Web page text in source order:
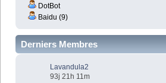
DotBot
Baidu (9)
Derniers Membres
Lavandula2
93j 21h 11m